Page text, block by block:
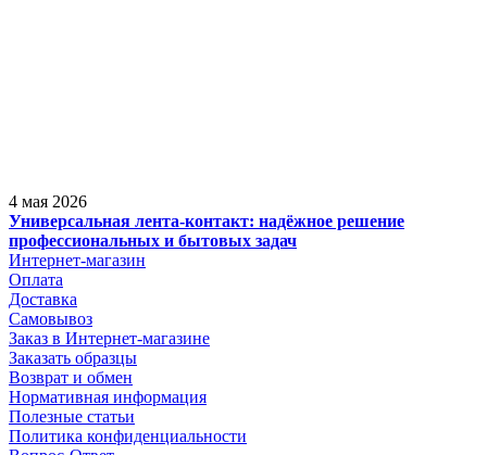
4 мая 2026
Универсальная лента-контакт: надёжное решение
профессиональных и бытовых задач
Интернет-магазин
Оплата
Доставка
Самовывоз
Заказ в Интернет-магазине
Заказать образцы
Возврат и обмен
Нормативная информация
Полезные статьи
Политика конфиденциальности